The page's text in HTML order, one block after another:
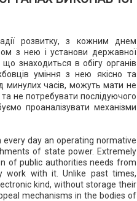
розвитку, з кожним днем
з нею і установи державної
знаходиться в обігу органів
уміння з нею якісно та
минулих часів, можуть мати не
не потребувати послідуючого
проаналізувати механізми
day an operating normative
of state power. Extremely
of public authorities needs from
work with it. Unlike past times,
kind, without storage their
mechanisms in the bodies of